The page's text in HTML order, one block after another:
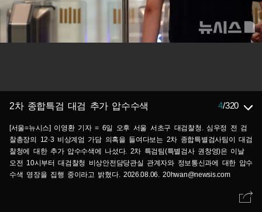
2차 종합특검 대검 추가 압수수색 4/320
[서울=뉴시스] 이영환 기자 = 6일 오후 서울 서초구 대검찰청. 심우정 전 검
찰총장의 12·3 비상계엄 가담 의혹을 들여다보는 2차 종합특별검사팀이 대검
찰청에 대한 추가 압수수색에 나섰다. 2차 특검팀(특별검사 권창영)은 이날
오전 10시부터 대검찰청 비상안전담당관실 관계자와 정보통신과에 대한 압수
수색 영장을 집행 중이라고 밝혔다. 2026.08.06. 20hwan@newsis.com